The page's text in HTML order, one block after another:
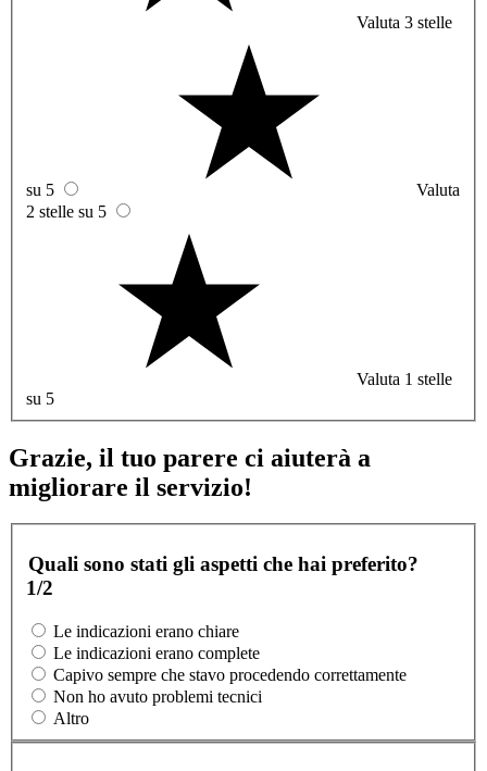
Valuta 3 stelle
su 5
Valuta
2 stelle su 5
Valuta 1 stelle
su 5
Grazie, il tuo parere ci aiuterà a
migliorare il servizio!
Quali sono stati gli aspetti che hai preferito?
1/2
Le indicazioni erano chiare
Le indicazioni erano complete
Capivo sempre che stavo procedendo correttamente
Non ho avuto problemi tecnici
Altro